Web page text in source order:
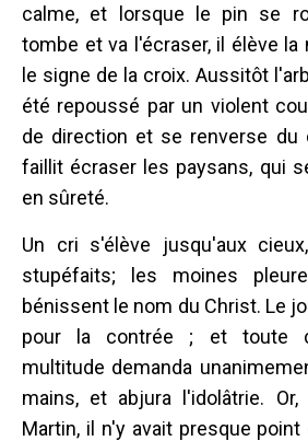
calme, et lorsque le pin se
tombe et va l'écraser, il élève la
le signe de la croix. Aussitôt
été repoussé par un violent
de direction et se renverse du
faillit écraser les paysans, qui
en sûreté.
Un cri s'élève jusqu'aux
stupéfaits; les moines
bénissent le nom du Christ. Le
pour la contrée ; et toute
multitude demanda
mains, et abjura l'idolâtrie.
Martin, il n'y avait presque